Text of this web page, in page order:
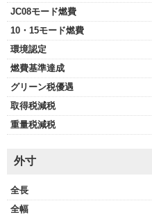
JC08モード燃費
10・15モード燃費
環境認定
燃費基準達成
グリーン税優遇
取得税減税
重量税減税
外寸
全長
全幅